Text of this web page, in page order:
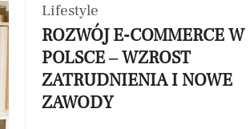
Lifestyle
ROZWÓJ E-COMMERCE W
POLSCE – WZROST
ZATRUDNIENIA I NOWE
ZAWODY